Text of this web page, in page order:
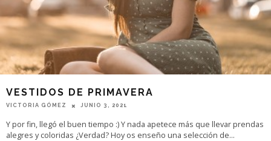
VESTIDOS DE PRIMAVERA
VICTORIA GÓMEZ JUNIO 3, 2021
Y por fin, llegó el buen tiempo :) Y nada apetece más que llevar prendas
alegres y coloridas ¿Verdad? Hoy os enseño una selección de...